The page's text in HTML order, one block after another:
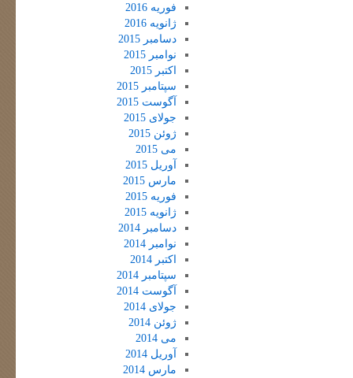
فوریه 2016
ژانویه 2016
دسامبر 2015
نوامبر 2015
اکتبر 2015
سپتامبر 2015
آگوست 2015
جولای 2015
ژوئن 2015
می 2015
آوریل 2015
مارس 2015
فوریه 2015
ژانویه 2015
دسامبر 2014
نوامبر 2014
اکتبر 2014
سپتامبر 2014
آگوست 2014
جولای 2014
ژوئن 2014
می 2014
آوریل 2014
مارس 2014